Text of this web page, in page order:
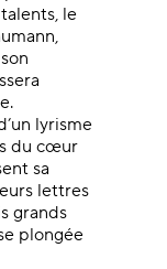
le
lyrisme
du cœur
sa
lettres
grands
plongée